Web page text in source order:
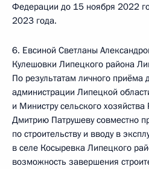
Федерации до 15 ноября 2022
2023 года.
6. Евсиной Светланы
Кулешовки Липецкого района
По результатам личного приёма
администрации Липецкой
и Министру сельского
Дмитрию Патрушеву совместно
по строительству и вводу в
в селе Косыревка Липецкого
возможность завершения